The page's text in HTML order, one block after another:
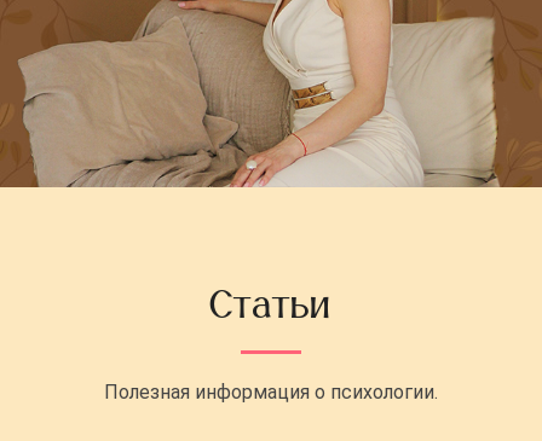
Статьи
Полезная информация о психологии.